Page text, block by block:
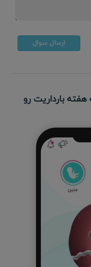
ارسال سوال
هفته بارداریت رو